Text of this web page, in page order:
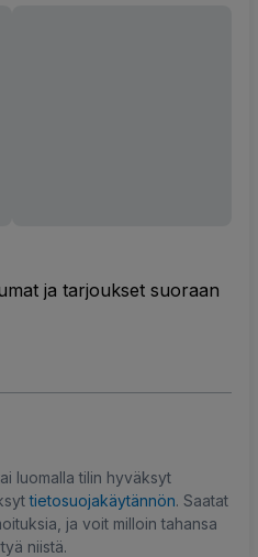
ja tarjoukset suoraan
luomalla tilin hyväksyt
tietosuojakäytännön. Saatat
ja voit milloin tahansa
niistä.